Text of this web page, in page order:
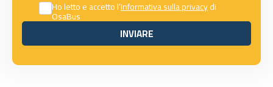
Ho letto e accetto l’Informativa sulla privacydi
OsaBus
INVIARE
INVIARE